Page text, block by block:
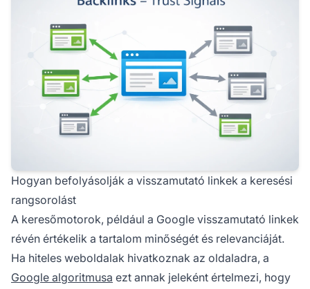
Hogyan befolyásolják a visszamutató linkek a keresési
rangsorolást
A keresőmotorok, például a Google visszamutató linkek
révén értékelik a tartalom minőségét és relevanciáját.
Ha hiteles weboldalak hivatkoznak az oldaladra, a
Google algoritmusa ezt annak jeleként értelmezi, hogy